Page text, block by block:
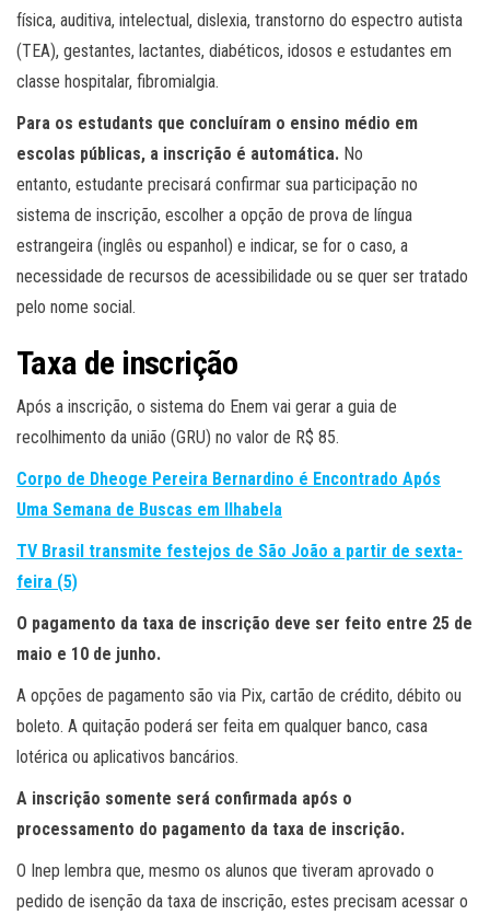
física, auditiva, intelectual, dislexia, transtorno do espectro autista
(TEA), gestantes, lactantes, diabéticos, idosos e estudantes em
classe hospitalar, fibromialgia.
Para os estudants que concluíram o ensino médio em
escolas públicas, a inscrição é automática. No
entanto, estudante precisará confirmar sua participação no
sistema de inscrição, escolher a opção de prova de língua
estrangeira (inglês ou espanhol) e indicar, se for o caso, a
necessidade de recursos de acessibilidade ou se quer ser tratado
pelo nome social.
Taxa de inscrição
Após a inscrição, o sistema do Enem vai gerar a guia de
recolhimento da união (GRU) no valor de R$ 85.
Corpo de Dheoge Pereira Bernardino é Encontrado Após
Uma Semana de Buscas em Ilhabela
TV Brasil transmite festejos de São João a partir de sexta-
feira (5)
O pagamento da taxa de inscrição deve ser feito entre 25 de
maio e 10 de junho.
A opções de pagamento são via Pix, cartão de crédito, débito ou
boleto. A quitação poderá ser feita em qualquer banco, casa
lotérica ou aplicativos bancários.
A inscrição somente será confirmada após o
processamento do pagamento da taxa de inscrição.
O Inep lembra que, mesmo os alunos que tiveram aprovado o
pedido de isenção da taxa de inscrição, estes precisam acessar o